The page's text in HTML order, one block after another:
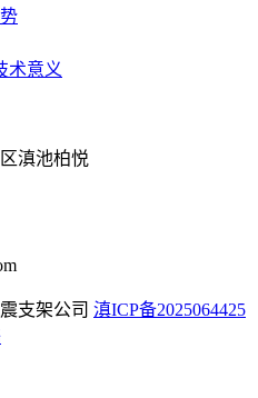
术意义
滇池柏悦
支架公司 滇ICP备2025064425